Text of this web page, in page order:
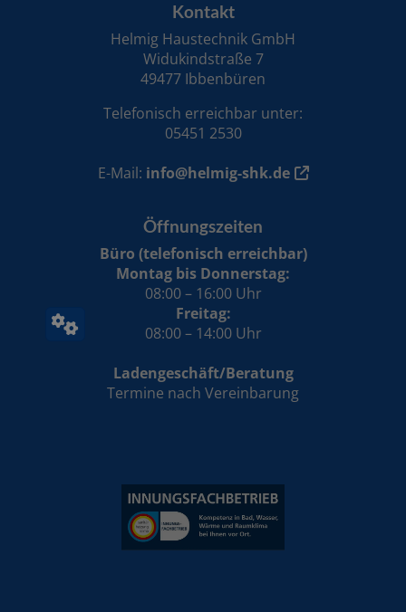
FOOTER - KONTAKTDATEN UND
Kontakt
Helmig Haustechnik GmbH
Widukindstraße 7
49477 Ibbenbüren
Telefonisch erreichbar unter:
05451 2530
E-Mail: info@helmig-shk.de
Öffnungszeiten
Büro (telefonisch erreichbar)
Montag bis Donnerstag:
08:00 – 16:00 Uhr
Freitag:
08:00 – 14:00 Uhr
Ladengeschäft/Beratung
Termine nach Vereinbarung